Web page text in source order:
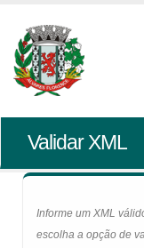
Validar XML
Informe um XML
escolha a opção de